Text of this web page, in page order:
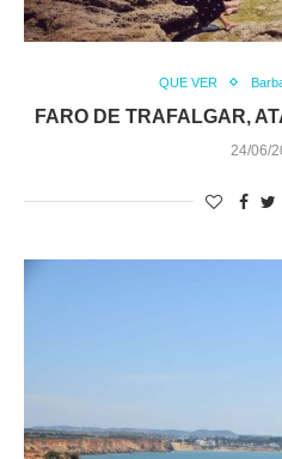
QUE VER
FARO DE TRAFALGAR,
24/06/